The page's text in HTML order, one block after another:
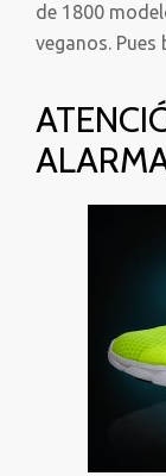
de 1800
veganos. Pues